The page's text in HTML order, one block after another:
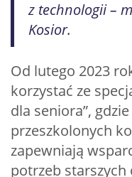
z technologii –
Kosior.
Od lutego 2023
korzystać ze
dla seniora”,
przeszkolonych
zapewniają
potrzeb starszych